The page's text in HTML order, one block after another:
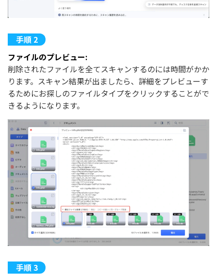
ファイルのプレビュー:
削除されたファイルを全てスキャンするのには時間がかか
ります。スキャン結果が出ましたら、詳細をプレビューす
るためにお探しのファイルタイプをクリックすることがで
きるようになります。